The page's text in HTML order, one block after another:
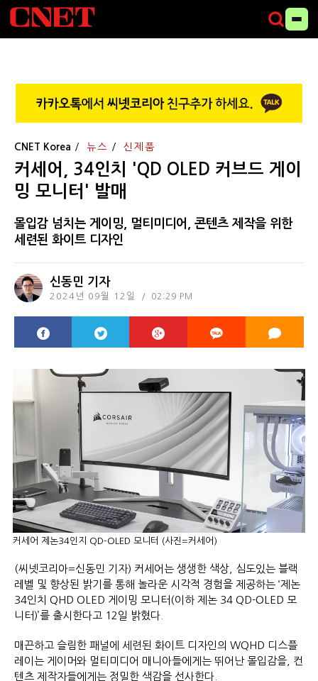
CNET Korea 뉴스 신제품
커세어, 34인치 'QD OLED 커브드 게이
밍 모니터' 발매
몰입감 넘치는 게이밍, 멀티미디어, 콘텐츠 제작을 위한
세련된 화이트 디자인
신동민 기자
2024년 09월 12일 02:29 PM
커세어 제논34인지 QD-OLED 모니터 (사진=커세어)
(씨넷코리아=신동민 기자) 커세어는 생생한 색상, 심도있는 블랙
레벨 및 향상된 밝기를 통해 놀라운 시각적 경험을 제공하는 ‘제논
34인치 QHD OLED 게이밍 모니터(이하 제논 34 QD-OLED 모
니터)’를 출시한다고 12일 밝혔다.
매끈하고 슬림한 패널에 세련된 화이트 디자인의 WQHD 디스플
레이는 게이머와 멀티미디어 매니아들에게는 뛰어난 몰입감을, 컨
텐츠 제작자들에게는 정밀한 색감을 선사한다.